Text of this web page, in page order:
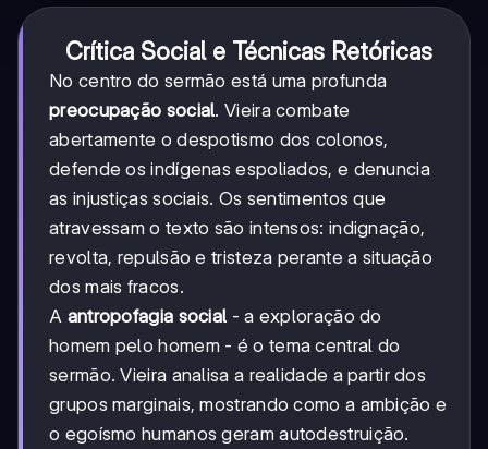
Crítica Social e Técnicas Retóricas
No centro do sermão está uma profunda
preocupação social. Vieira combate
abertamente o despotismo dos colonos,
defende os indígenas espoliados, e denuncia
as injustiças sociais. Os sentimentos que
atravessam o texto são intensos: indignação,
revolta, repulsão e tristeza perante a situação
dos mais fracos.
A antropofagia social - a exploração do
homem pelo homem - é o tema central do
sermão. Vieira analisa a realidade a partir dos
grupos marginais, mostrando como a ambição e
o egoísmo humanos geram autodestruição.